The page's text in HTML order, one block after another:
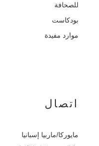
للصحافة
بودكاست
موارد مفيدة
اتصال
مايوركا/ماربيا إسبانيا